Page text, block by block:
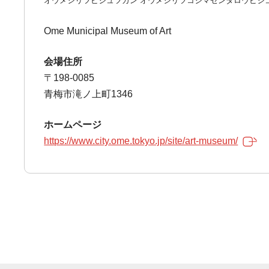
Ome Municipal Museum of Art
会場住所
〒198-0085
青梅市滝ノ上町1346
ホームページ
https://www.city.ome.tokyo.jp/site/art-museum/